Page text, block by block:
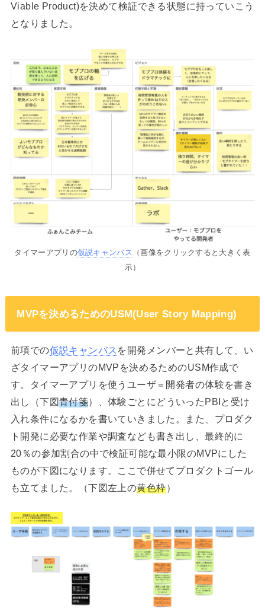
Viable Product)を決めて検証できる状態に持っていこう
となりました。
タイマーアプリの仮説キャンバス
（画像をクリックすると大きく表
示）
MVPを決めるためのUSM(User Story Mapping)
前項での仮説キャンバス を開発メンバーと共有して、い
ざタイマーアプリのMVPを決めるためのUSM作成で
す。タイマーアプリを使うユーザ＝開発者の体験を書き
出し（下図青付箋）、体験ごとにどういったPBIと受け
入れ条件になるかを書いていきました。また、プロダク
ト開発に必要な作業や調査なども書き出し、最終的に
20％の参加割合の中で検証可能な最小限のMVPにした
ものが下図になります。ここで併せてプロダクトゴール
も立てました。（下図左上の黄色枠）